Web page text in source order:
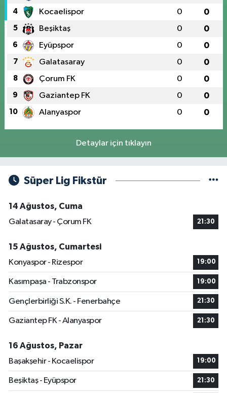
4 Kocaelispor 0 0
5 Beşiktaş 0 0
6 Eyüpspor 0 0
7 Galatasaray 0 0
8 Çorum FK 0 0
9 Gaziantep FK 0 0
10 Alanyaspor 0 0
Detaylar için tıklayın
Süper Lig Fikstür
14 Ağustos, Cuma
Galatasaray - Çorum FK
21:30
15 Ağustos, Cumartesi
Konyaspor - Rizespor
19:00
Kasımpaşa - Trabzonspor 19:00
Gençlerbirliği S.K. - Fenerbahçe 21:30
Gaziantep FK - Alanyaspor 21:30
16 Ağustos, Pazar
Başakşehir - Kocaelispor
19:00
Beşiktaş - Eyüpspor 21:30